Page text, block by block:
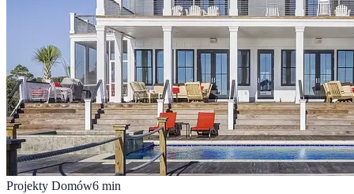
Projekty Domów6 min